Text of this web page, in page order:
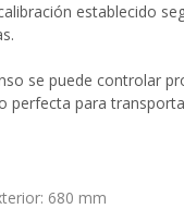
establecido
se puede controlar
perfecta para
: 680 mm